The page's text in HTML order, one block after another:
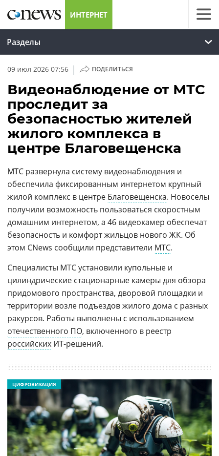
ИНТЕРНЕТ
Разделы
09 июл 2026 07:56 | ПОДЕЛИТЬСЯ
Видеонаблюдение от МТС
проследит за
безопасностью жителей
жилого комплекса в
центре Благовещенска
МТС развернула систему видеонаблюдения и
обеспечила фиксированным интернетом крупный
жилой комплекс в центре Благовещенска. Новоселы
получили возможность пользоваться скоростным
домашним интернетом, а 46 видеокамер обеспечат
безопасность и комфорт жильцов нового ЖК. Об
этом CNews сообщили представители МТС.
Специалисты МТС установили купольные и
цилиндрические стационарные камеры для обзора
придомового пространства, дворовой площадки и
территории возле подъездов жилого дома с разных
ракурсов. Работы выполнены с использованием
отечественного ПО, включенного в реестр
российских ИT-решений.
ЦИФРОВИЗАЦИЯ